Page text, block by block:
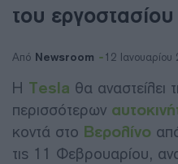
του
Από Newsroom 12
Η Tesla θα αναστείλει
περισσότερων
κοντά στο Βερολίνο
τις 11 Φεβρουαρίου,